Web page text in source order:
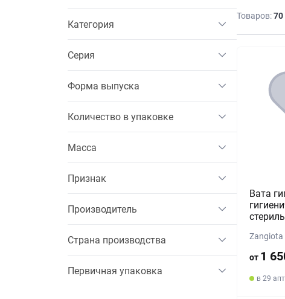
Категория
Серия
Форма выпуска
Количество в упаковке
Масса
Признак
Производитель
Страна производства
Первичная упаковка
Товаров:70
Вата
Zangiota
от 1
в 29